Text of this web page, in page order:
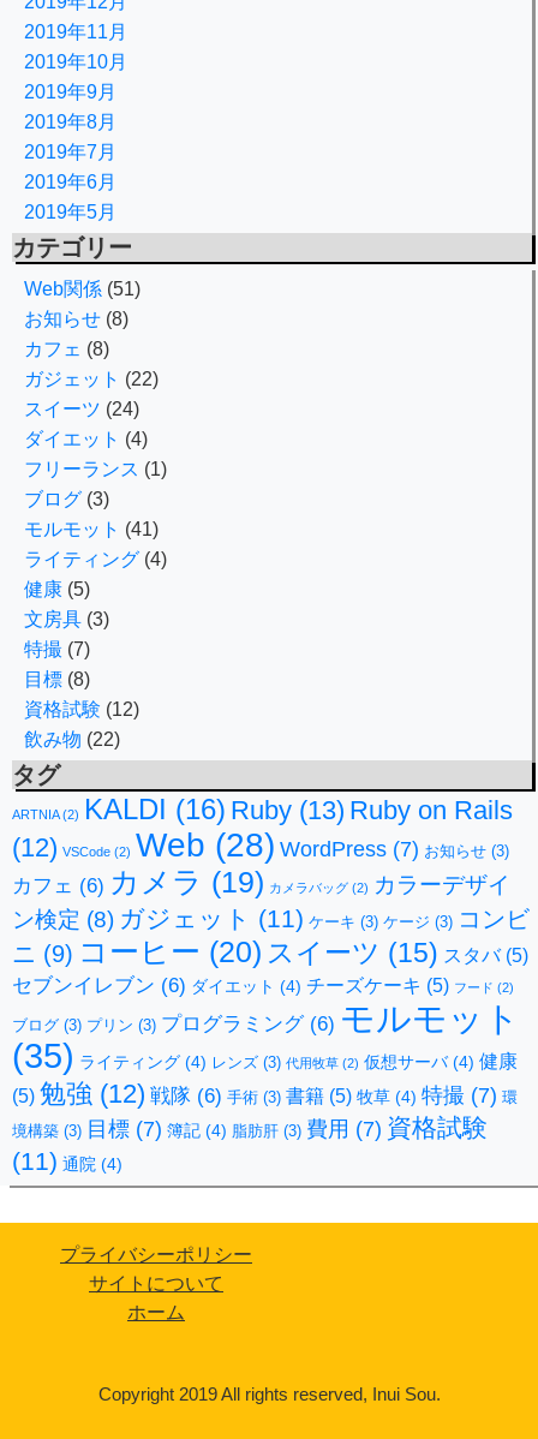
2019年11月
2019年10月
2019年9月
2019年8月
2019年7月
2019年6月
2019年5月
カテゴリー
Web関係 (51)
お知らせ (8)
カフェ (8)
ガジェット (22)
スイーツ (24)
ダイエット (4)
フリーランス (1)
ブログ (3)
モルモット (41)
ライティング (4)
健康 (5)
文房具 (3)
特撮 (7)
目標 (8)
資格試験 (12)
飲み物 (22)
タグ
ARTNIA(2) KALDI (16) Ruby (13) Ruby on Rails
(12) VSCode (2) Web (28) WordPress (7) お知らせ (3)
カフェ (6) カメラ (19) カメラバッグ (2) カラーデザイ
ン検定 (8) ガジェット (11) ケーキ (3) ケージ (3) コンビ
ニ (9) コーヒー (20) スイーツ (15) スタバ(5)
セブンイレブン (6) ダイエット (4) チーズケーキ (5) フード (2)
ブログ (3) プリン (3) プログラミング(6) モルモット
(35) ライティング (4) レンズ (3) 代用牧草 (2) 仮想サーバ(4) 健康
(5) 勉強 (12) 戦隊 (6) 手術 (3) 書籍 (5) 牧草 (4) 特撮 (7) 環
境構築 (3) 目標 (7) 簿記 (4) 脂肪肝 (3) 費用 (7) 資格試験
(11) 通院 (4)
プライバシーポリシー
サイトについて
ホーム
Copyright 2019 All rights reserved, Inui Sou.